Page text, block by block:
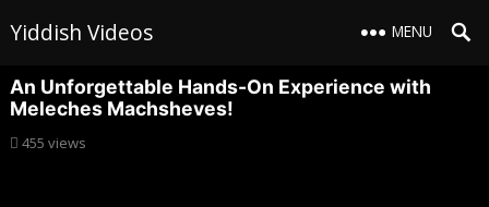
Yiddish Videos MENU
An Unforgettable Hands-On Experience with
Meleches Machsheves!
455 views